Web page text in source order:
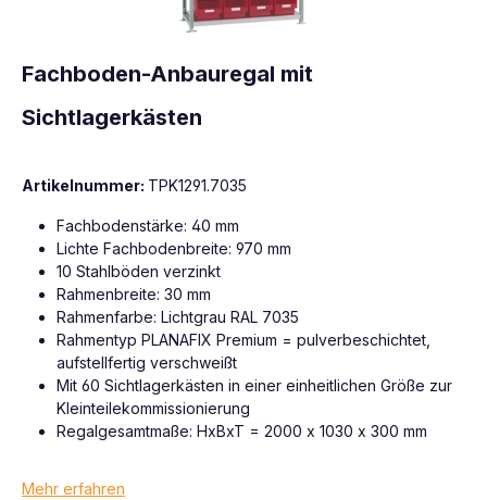
Fachboden-Anbauregal mit
Sichtlagerkästen
Artikelnummer: TPK1291.7035
Fachbodenstärke: 40 mm
Lichte Fachbodenbreite: 970 mm
10 Stahlböden verzinkt
Rahmenbreite: 30 mm
Rahmenfarbe: Lichtgrau RAL 7035
Rahmentyp PLANAFIX Premium = pulverbeschichtet,
aufstellfertig verschweißt
Mit 60 Sichtlagerkästen in einer einheitlichen Größe zur
Kleinteilekommissionierung
Regalgesamtmaße: HxBxT = 2000 x 1030 x 300 mm
Mehr erfahren